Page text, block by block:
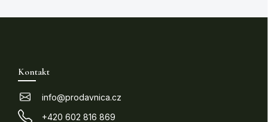
Kontakt
info@prodavnica.cz
+420 602 816 869